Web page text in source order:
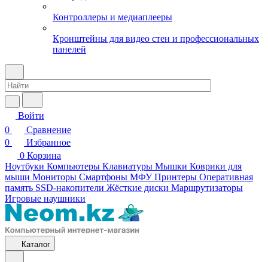
Контроллеры и медиаплееры
Кронштейны для видео стен и профессиональных
панелей
Войти
0
Сравнение
0
Избранное
0 Корзина
Ноутбуки Компьютеры Клавиатуры Мышки Коврики для
мыши Мониторы Смартфоны МФУ Принтеры Оперативная
память SSD-накопители Жёсткие диски Маршрутизаторы
Игровые наушники
Каталог